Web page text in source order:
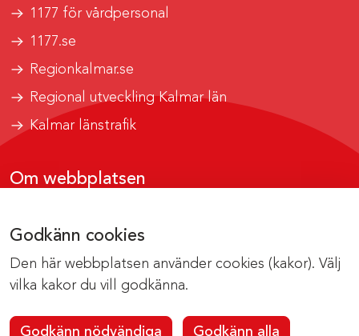
Godkänn cookies
Den här webbplatsen använder cookies (kakor). Välj
vilka kakor du vill godkänna.
Godkänn nödvändiga Godkänn alla
1177 för vårdpersonal
1177.se
Regionkalmar.se
Regional utveckling Kalmar län
Kalmar länstrafik
Om webbplatsen
Om cookies
Kontakta webbredaktionen